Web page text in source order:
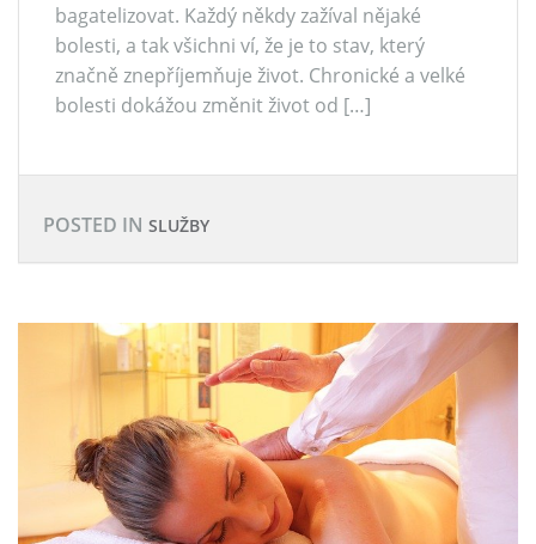
bagatelizovat. Každý někdy zažíval nějaké
bolesti, a tak všichni ví, že je to stav, který
značně znepříjemňuje život. Chronické a velké
bolesti dokážou změnit život od […]
POSTED IN SLUŽBY